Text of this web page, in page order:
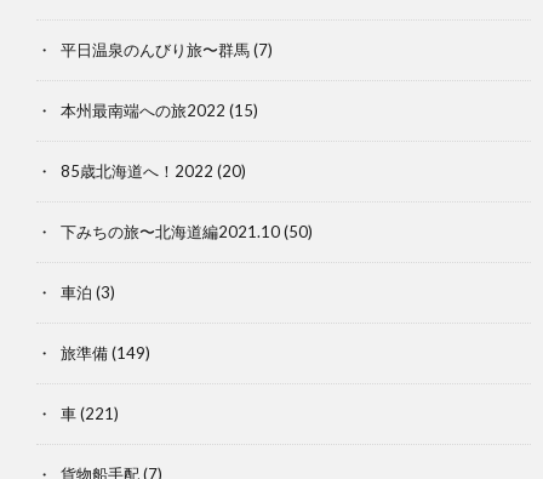
平日温泉のんびり旅〜群馬(7)
本州最南端への旅2022 (15)
85歳北海道へ！2022 (20)
下みちの旅〜北海道編2021.10(50)
車泊 (3)
旅準備(149)
車(221)
貨物船手配(7)